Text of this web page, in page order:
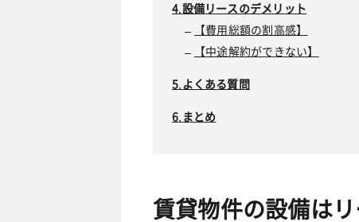
設備リースのデメリット
【費用総額の割高感】
【中途解約ができない】
よくある質問
まとめ
賃貸物件の設備は